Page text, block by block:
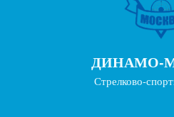
Стрелково-
ДИНАМО-